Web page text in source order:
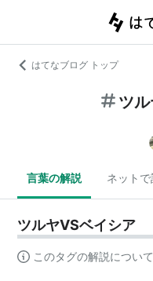
はてなブログ トップ
ツ
言葉の解説 ネットで
ツルヤVSベイシア
このタグの解説について